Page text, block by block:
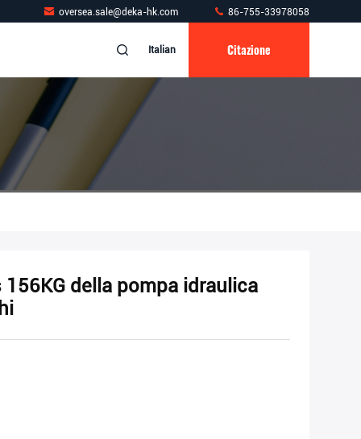
oversea.sale@deka-hk.com 86-755-33978058
Italian Citazione
della pompa idraulica